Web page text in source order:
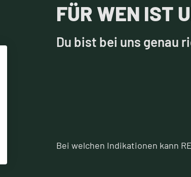
FÜR WEN IST
Du bist bei uns genau
Bei welchen Indikationen kann